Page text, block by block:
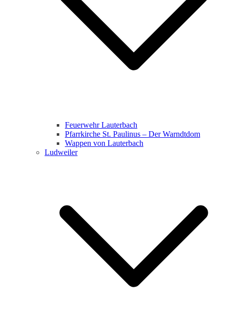
Feuerwehr Lauterbach
Pfarrkirche St. Paulinus – Der Warndtdom
Wappen von Lauterbach
Ludweiler